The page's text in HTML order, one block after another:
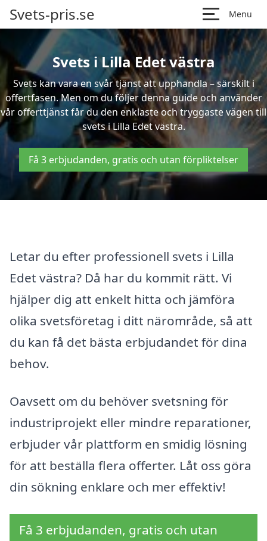
Svets-pris.se Menu
Svets i Lilla Edet västra
Svets kan vara en svår tjänst att upphandla – särskilt i
offertfasen. Men om du följer denna guide och använder
vår offerttjänst får du den enklaste och tryggaste vägen till
svets i Lilla Edet västra.
Få 3 erbjudanden, gratis och utan förpliktelser
Letar du efter professionell svets i Lilla
Edet västra? Då har du kommit rätt. Vi
hjälper dig att enkelt hitta och jämföra
olika svetsföretag i ditt närområde, så att
du kan få det bästa erbjudandet för dina
behov.
Oavsett om du behöver svetsning för
industriprojekt eller mindre reparationer,
erbjuder vår plattform en smidig lösning
för att beställa flera offerter. Låt oss göra
din sökning enklare och mer effektiv!
Få 3 erbjudanden, gratis och utan